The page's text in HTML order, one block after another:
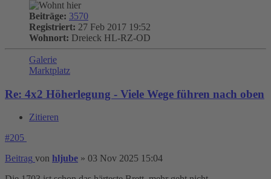
Beiträge: 3570
Registriert: 27 Feb 2017 19:52
Wohnort: Dreieck HL-RZ-OD
Galerie
Marktplatz
Re: 4x2 Höherlegung - Viele Wege führen nach oben
Zitieren
#205
Beitrag von hljube » 03 Nov 2025 15:04